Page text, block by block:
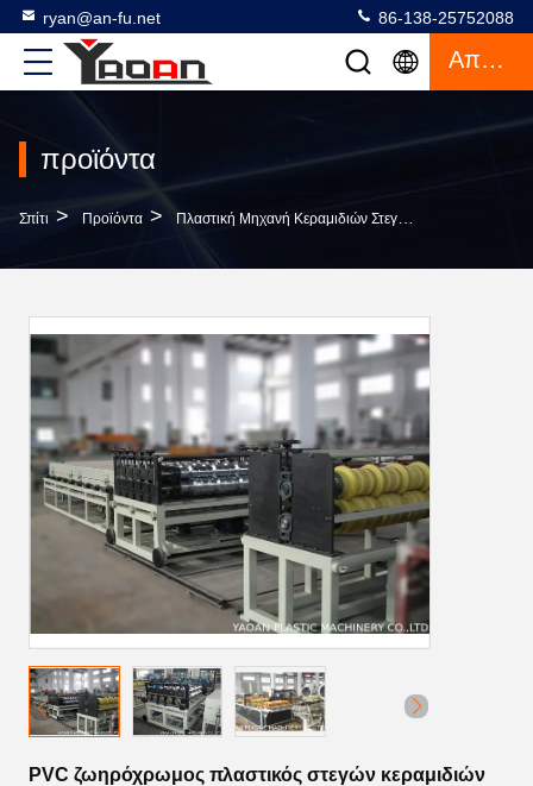
ryan@an-fu.net 86-138-25752088
Απόσπασμα
προϊόντα
Σπίτι > Προϊόντα > Πλαστική Μηχανή Κεραμιδιών Στεγών
PVC ζωηρόχρωμος πλαστικός στεγών κεραμιδιών